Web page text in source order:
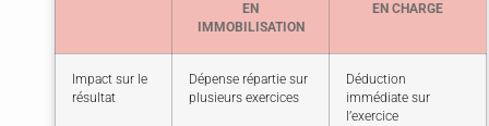
EN
IMMOBILISATION
EN CHARGE
Impact sur le
résultat
Dépense répartie sur
plusieurs exercices
Déduction
immédiate sur
l’exercice